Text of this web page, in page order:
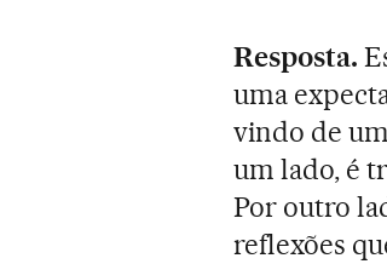
Resposta.
uma
vindo de
um lado, é
Por outro
reflexões